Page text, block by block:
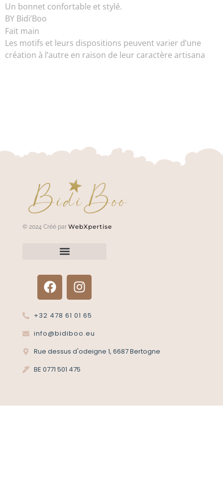
Un bonnet confortable et stylé.
BY Bidi’Boo
Fait main
Les motifs et leurs dispositions peuvent varier d’une
création à l’autre en raison de leur caractère artisana
© 2024 Créé par WebXpertise
+32 478 61 01 65
info@bidiboo.eu
Rue dessus d'odeigne 1, 6687 Bertogne
BE 0771 501 475